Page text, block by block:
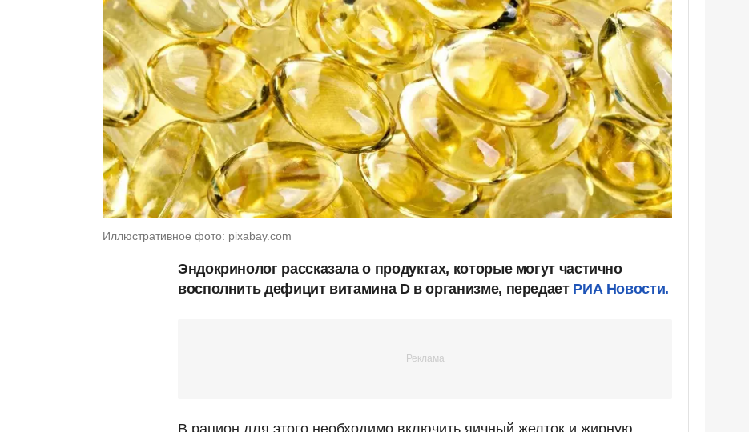
Иллюстративное фото: pixabay.com
Эндокринолог рассказала о продуктах, которые могут частично
восполнить дефицит витамина D в организме, передает РИА Новости.
В рацион для этого необходимо включить яичный желток и жирную